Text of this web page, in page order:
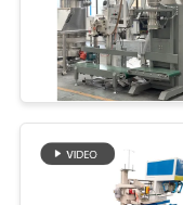
СПРОСИТЕ
ЦИТАТУ
SITEMAP
сумки